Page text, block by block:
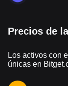
Precios de
Los activos con
únicas en